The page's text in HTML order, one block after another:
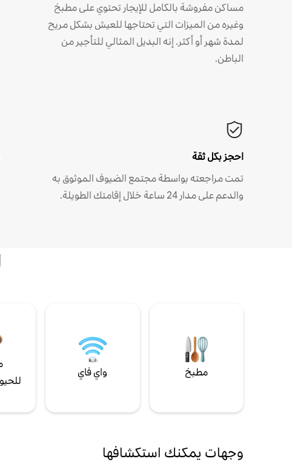
مساكن مفروشة بالكامل للإيجار تحتوي على مطبخ
وغيره من الميزات التي تحتاجها للعيش بشكل مريح
لمدة شهر أو أكثر. إنه البديل المثالي للتأجير من
الباطن.
احجز بكل ثقة
تمت مراجعته بواسطة مجتمع الضيوف الموثوق به
والدعم على مدار 24 ساعة خلال إقامتك الطويلة.
مطبخ واي فاي
وجهات يمكنك استكشافها